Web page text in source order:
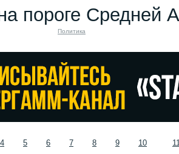
пороге Средней
Политика
4 5 6 7 8 9 10